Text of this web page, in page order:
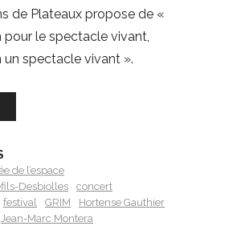
de Plateaux propose de «
pour le spectacle vivant,
un spectacle vivant ».
de l’espace
Desbiolles
concert
festival GRIM
Hortense Gauthier
Jean-Marc Montera